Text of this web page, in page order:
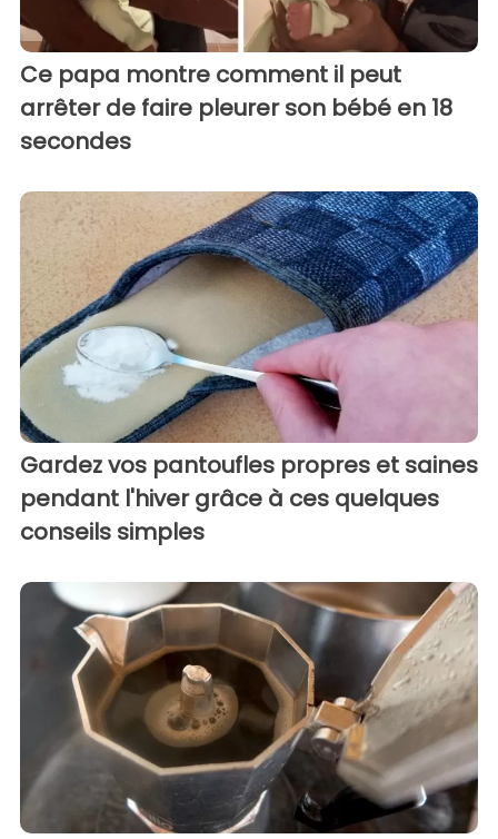
Ce papa montre comment il peut
arrêter de faire pleurer son bébé en 18
secondes
Gardez vos pantoufles propres et saines
pendant l'hiver grâce à ces quelques
conseils simples